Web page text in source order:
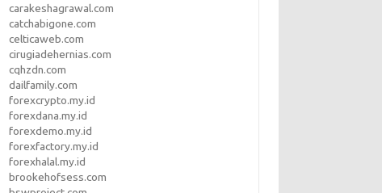
carakeshagrawal.com
catchabigone.com
celticaweb.com
cirugiadehernias.com
cqhzdn.com
dailfamily.com
forexcrypto.my.id
forexdana.my.id
forexdemo.my.id
forexfactory.my.id
forexhalal.my.id
brookehofsess.com